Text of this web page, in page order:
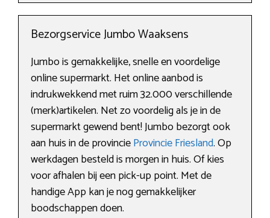
Bezorgservice Jumbo Waaksens
Jumbo is gemakkelijke, snelle en voordelige
online supermarkt. Het online aanbod is
indrukwekkend met ruim 32.000 verschillende
(merk)artikelen. Net zo voordelig als je in de
supermarkt gewend bent! Jumbo bezorgt ook
aan huis in de provincieProvincie Friesland. Op
werkdagen besteld is morgen in huis. Of kies
voor afhalen bij een pick-up point. Met de
handige App kan je nog gemakkelijker
boodschappen doen.